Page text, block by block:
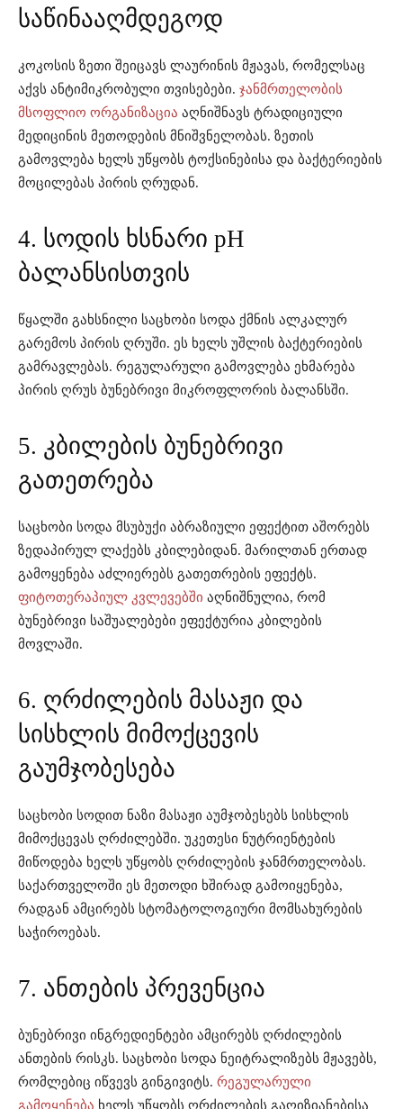
საწინააღმდეგოდ
კოკოსის ზეთი შეიცავს ლაურინის მჟავას, რომელსაც
აქვს ანტიმიკრობული თვისებები. ჯანმრთელობის
მსოფლიო ორგანიზაცია აღნიშნავს ტრადიციული
მედიცინის მეთოდების მნიშვნელობას. ზეთის
გამოვლება ხელს უწყობს ტოქსინებისა და ბაქტერიების
მოცილებას პირის ღრუდან.
4. სოდის ხსნარი pH
ბალანსისთვის
წყალში გახსნილი საცხობი სოდა ქმნის ალკალურ
გარემოს პირის ღრუში. ეს ხელს უშლის ბაქტერიების
გამრავლებას. რეგულარული გამოვლება ეხმარება
პირის ღრუს ბუნებრივი მიკროფლორის ბალანსში.
5. კბილების ბუნებრივი
გათეთრება
საცხობი სოდა მსუბუქი აბრაზიული ეფექტით აშორებს
ზედაპირულ ლაქებს კბილებიდან. მარილთან ერთად
გამოყენება აძლიერებს გათეთრების ეფექტს.
ფიტოთერაპიულ კვლევებში აღნიშნულია, რომ
ბუნებრივი საშუალებები ეფექტურია კბილების
მოვლაში.
6. ღრძილების მასაჟი და
სისხლის მიმოქცევის
გაუმჯობესება
საცხობი სოდით ნაზი მასაჟი აუმჯობესებს სისხლის
მიმოქცევას ღრძილებში. უკეთესი ნუტრიენტების
მიწოდება ხელს უწყობს ღრძილების ჯანმრთელობას.
საქართველოში ეს მეთოდი ხშირად გამოიყენება,
რადგან ამცირებს სტომატოლოგიური მომსახურების
საჭიროებას.
7. ანთების პრევენცია
ბუნებრივი ინგრედიენტები ამცირებს ღრძილების
ანთების რისკს. საცხობი სოდა ნეიტრალიზებს მჟავებს,
რომლებიც იწვევს გინგივიტს. რეგულარული
გამოყენება ხელს უწყობს ღრძილების გაღიზიანებისა